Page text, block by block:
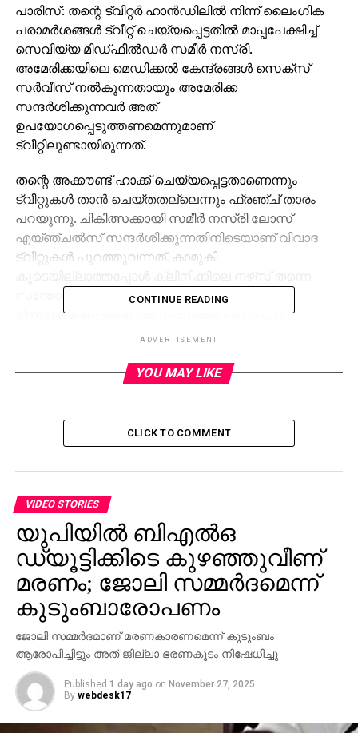
പാരിസ്: തന്റെ ട്വിറ്റര്‍ ഹാന്‍ഡിലില്‍ നിന്ന് ലൈംഗിക
പരാമര്‍ശങ്ങള്‍ ട്വീറ്റ് ചെയ്യപ്പെട്ടതില്‍ മാപ്പപേക്ഷിച്ച്
സെവിയ്യ മിഡ്ഫീല്‍ഡര്‍ സമീര്‍ നസ്‌രി.
അമേരിക്കയിലെ മെഡിക്കല്‍ കേന്ദ്രങ്ങള്‍ സെക്‌സ്
സര്‍വീസ് നല്‍കുന്നതായും അമേരിക്ക
സന്ദര്‍ശിക്കുന്നവര്‍ അത്
ഉപയോഗപ്പെടുത്തണമെന്നുമാണ്
ട്വീറ്റിലുണ്ടായിരുന്നത്.
തന്റെ അക്കൗണ്ട് ഹാക്ക് ചെയ്യപ്പെട്ടതാണെന്നും
ട്വീറ്റുകള്‍ താന്‍ ചെയ്തതല്ലെന്നും ഫ്രഞ്ച് താരം
പറയുന്നു. ചികിത്സക്കായി സമീര്‍ നസ്‌രി ലോസ്
എയ്ഞ്ചല്‍സ് സന്ദര്‍ശിക്കുന്നതിനിടെയാണ് വിവാദ
ട്വീറ്റുകള്‍ പുറത്തുവന്നത്. കാമുകി
സന്തോഷിപ്പിച്ചെന്നും ട്വീറ്റിലുണ്ട്. എന്നാല്‍,
മിനുട്ടുകള്‍ക്കുള്ളില്‍ ആ സന്ദേശങ്ങള്‍ ഡിലീറ്റ്
RELATED TOPICS:
ഇന്ത്യ-ഇംഗ്ലണ്ട് പൂനെ ഏകദിനം: ടിക്കറ്റുകള്‍
റിസര്‍വ് ബാങ്കിന് ‘പാട്ടുകാരന്‍’ ഡെപ്യൂട്ടി
ഗവര്‍ണര്‍
CONTINUE READING
ADVERTISEMENT
YOU MAY LIKE
CLICK TO COMMENT
VIDEO STORIES
യുപിയില്‍ ബിഎല്‍ഒ
ഡ്യൂട്ടിക്കിടെ കുഴഞ്ഞുവീണ്
മരണം; ജോലി സമ്മര്‍ദമെന്ന്
കുടുംബാരോപണം
ജോലി സമ്മര്‍ദമാണ് മരണകാരണമെന്ന് കുടുംബം
ആരോപിച്ചിട്ടും അത് ജില്ലാ ഭരണകൂടം നിഷേധിച്ചു
Published 1 day ago on November 27, 2025
By webdesk17